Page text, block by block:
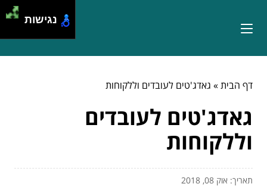
דף הבית» גאדג'טים לעובדים וללקוחות
גאדג'טים לעובדים
וללקוחות
תאריך: אוק 08, 2018
נגישות